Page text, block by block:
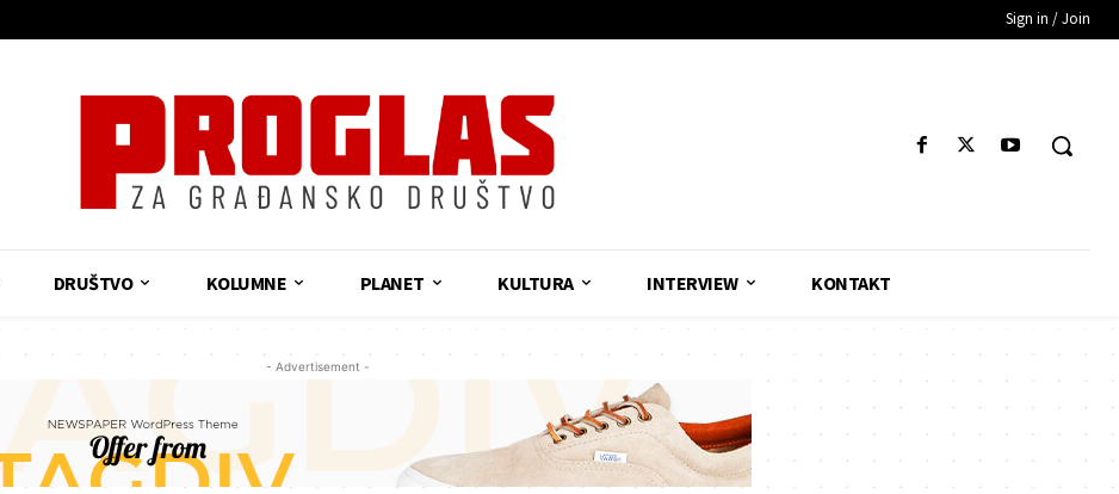
Sign in / Join
DRUŠTVO KOLUMNE PLANET KULTURA INTERVIEW KONTAKT
- Advertisement -